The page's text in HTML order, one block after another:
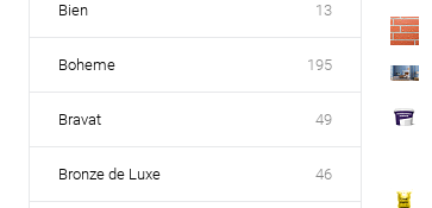
Bien 13
Boheme 195
Bravat 49
Bronze de Luxe 46